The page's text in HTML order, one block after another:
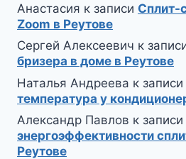
Анастасия к записи Сплит-
Zoom в Реутове
Сергей Алексеевич к
бризера в доме в Реутове
Наталья Андреева к записи
температура у
Александр Павлов к записи
энергоэффективности
Реутове